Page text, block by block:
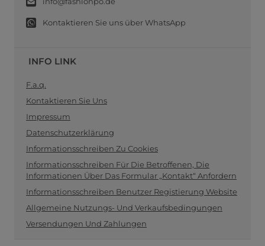
Kontaktieren Sie uns über WhatsApp
INFO LINK
F.a.q.
Kontaktieren Sie Uns
Impressum
Datenschutzerklärung
Informationsschreiben Zu Cookies
Informationsschreiben Für Die Betroffenen, Die
Informationen Über Das Formular „Kontakt“ Anfordern
Informationsschreiben Benutzer Registierung Website
Allgemeine Nutzungs- Und Verkaufsbedingungen
Versendungen Und Zahlungen